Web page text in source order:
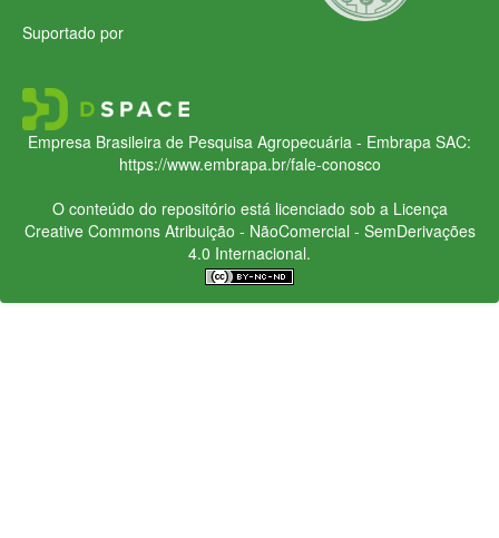
Suportado por
Empresa Brasileira de Pesquisa Agropecuária - Embrapa SAC:
https://www.embrapa.br/fale-conosco
O conteúdo do repositório está licenciado sob a Licença
Creative CommonsAtribuição - NãoComercial - SemDerivações
4.0 Internacional.